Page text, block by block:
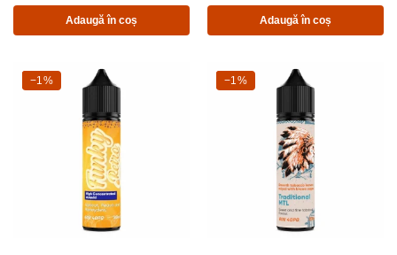
Adaugă în coș Adaugă în coș
-1%
−1% -1%
−1%